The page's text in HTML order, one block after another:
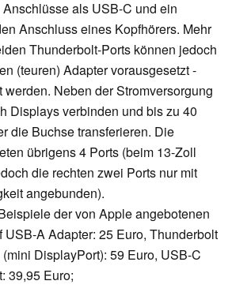
als USB-C und ein
Anschluss eines Kopfhörers. Mehr
Thunderbolt-Ports können jedoch
(teuren) Adapter vorausgesetzt -
Neben der Stromversorgung
Displays verbinden und bis zu 40
die Buchse transferieren. Die
übrigens 4 Ports (beim 13-Zoll
die rechten zwei Ports nur mit
angebunden).
der von Apple angebotenen
USB-A Adapter: 25 Euro, Thunderbolt
DisplayPort): 59 Euro, USB-C
39,95 Euro;